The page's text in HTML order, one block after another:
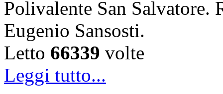
Polivalente San Salvatore.
Eugenio Sansosti.
Letto 66339 volte
Leggi tutto...